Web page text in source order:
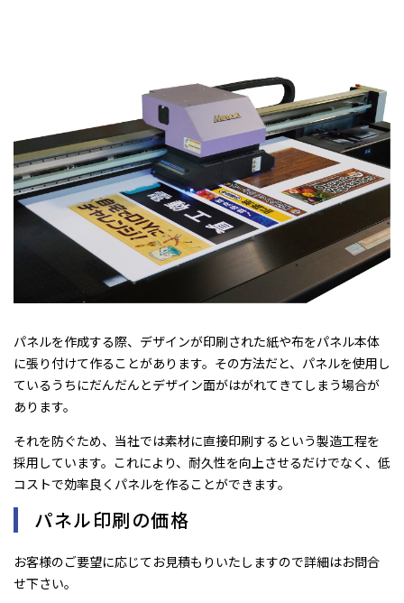
パネルを作成する際、デザインが印刷された紙や布をパネル本体
に張り付けて作ることがあります。その方法だと、パネルを使用し
ているうちにだんだんとデザイン面がはがれてきてしまう場合が
あります。
それを防ぐため、当社では素材に直接印刷するという製造工程を
採用しています。これにより、耐久性を向上させるだけでなく、低
コストで効率良くパネルを作ることができます。
パネル印刷の価格
お客様のご要望に応じてお見積もりいたしますので詳細はお問合
せ下さい。